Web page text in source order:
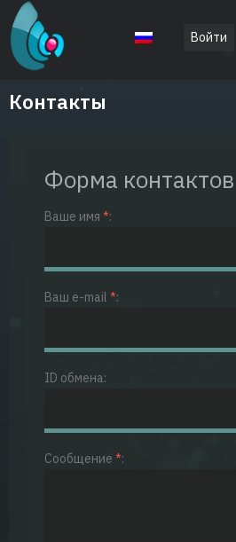
Войти
Контакты
Форма контактов
Ваше имя *:
Ваш e-mail *:
ID обмена:
Сообщение *: